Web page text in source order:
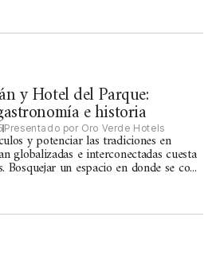
y Hotel del Parque:
e historia
Presentado por Oro Verde Hotels
y potenciar las tradiciones en
globalizadas e interconectadas cuesta
Bosquejar un espacio en donde se co...